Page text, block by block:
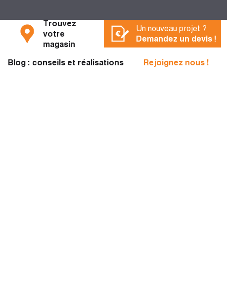
Trouvez
votre
magasin
Un nouveau projet ?
Demandez un devis !
Blog : conseils et réalisations Rejoignez nous !